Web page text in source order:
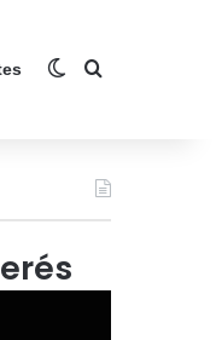
Switch skin
Search for